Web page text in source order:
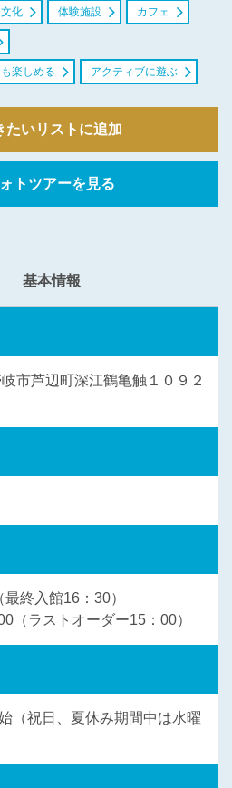
化 体験施設 カフェ
楽しめる アクティブに遊ぶ
たいリストに追加
トツアーを見る
基本情報
市芦辺町深江鶴亀触１０９２
終入館16：30）
ラストオーダー15：00）
（祝日、夏休み期間中は水曜